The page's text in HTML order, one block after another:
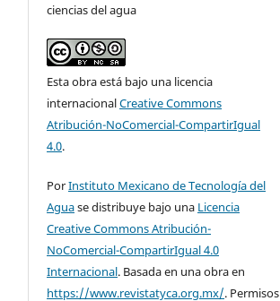
ciencias del agua
Esta obra está bajo una licencia
internacionalCreative Commons
Atribución-NoComercial-CompartirIgual
4.0.
PorInstituto Mexicano de Tecnología del
Aguase distribuye bajo una Licencia
Creative Commons Atribución-
NoComercial-CompartirIgual 4.0
Internacional. Basada en una obra en
https://www.revistatyca.org.mx/. Permisos